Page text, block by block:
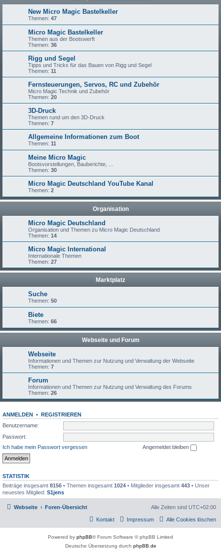
New Micro Magic Bastelkeller
Themen: 47
Micro Magic Bastelkeller
Themen aus der Bootswerft
Themen: 36
Rigg und Segel
Tipps und Tricks für das Bauen von Rigg und Segel
Themen: 11
Fernsteuerungen, Servos, RC und Zubehör
Micro Magic Technik und Zubehör
Themen: 20
3D-Druck
Themen rund um den 3D-Druck
Themen: 7
Allgemeine Informationen zum Boot
Themen: 11
Meine Micro Magic
Bootsvorstellungen, Bauberichte, ...
Themen: 30
Micro Magic Deutschland YouTube Kanal
Themen: 2
Organisation
Micro Magic Deutschland
Organisation und Themen zu Micro Magic Deutschland
Themen: 14
Micro Magic International
Internationale Themen
Themen: 27
Marktplatz
Suche
Themen: 50
Biete
Themen: 66
Webseite und Forum
Webseite
Informationen und Themen zur Nutzung und Verwaltung der Webseite
Themen: 7
Forum
Informationen und Themen zur Nutzung und Verwaltung des Forums
Themen: 26
ANMELDEN • REGISTRIEREN
Benutzername:
Passwort:
Ich habe mein Passwort vergessen
Angemeldet bleiben
STATISTIK
Beiträge insgesamt 8156 • Themen insgesamt 1024 • Mitglieder insgesamt 443 • Unser
neuestes Mitglied: S1jens
Webseite Foren-Übersicht Alle Zeiten sind UTC+02:00
Alle Cookies löschen
Impressum
Kontakt
Powered by phpBB® Forum Software © phpBB Limited
Deutsche Übersetzung durch phpBB.de